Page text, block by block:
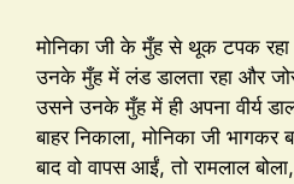
मोनिका जी के मुँह से थूक टपक
उनके मुँह में लंड डालता रहा और
उसने उनके मुँह में ही अपना वीर्य
बाहर निकाला, मोनिका जी
बाद वो वापस आईं, तो रामलाल